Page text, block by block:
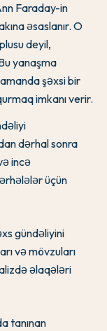
Faraday-in
əsaslanır. O
deyil,
yanaşma
şəxsi bir
imkanı verir.
dərhal sonra
incə
üçün
gündəliyini
və mövzuları
əlaqələri
tanınan